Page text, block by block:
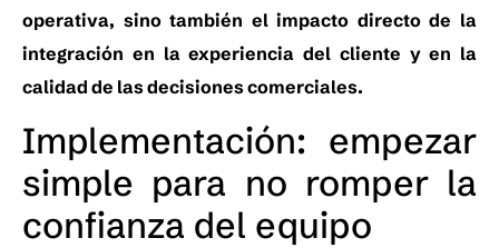
operativa, sino también el impacto directo de la
integración en la experiencia del cliente y en la
calidad de las decisiones comerciales.
Implementación: empezar
simple para no romper la
confianza del equipo